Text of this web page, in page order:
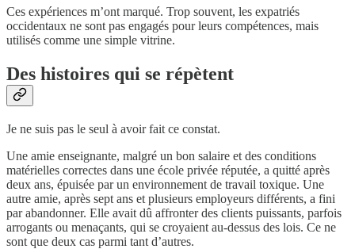
Ces expériences m’ont marqué. Trop souvent, les expatriés
occidentaux ne sont pas engagés pour leurs compétences, mais
utilisés comme une simple vitrine.
Des histoires qui se répètent
Je ne suis pas le seul à avoir fait ce constat.
Une amie enseignante, malgré un bon salaire et des conditions
matérielles correctes dans une école privée réputée, a quitté après
deux ans, épuisée par un environnement de travail toxique. Une
autre amie, après sept ans et plusieurs employeurs différents, a fini
par abandonner. Elle avait dû affronter des clients puissants, parfois
arrogants ou menaçants, qui se croyaient au-dessus des lois. Ce ne
sont que deux cas parmi tant d’autres.